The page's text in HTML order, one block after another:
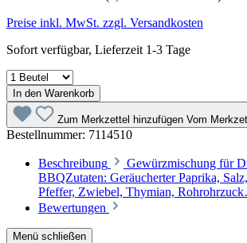
Preise inkl. MwSt. zzgl. Versandkosten
Sofort verfügbar, Lieferzeit 1-3 Tage
In den Warenkorb
Zum Merkzettel hinzufügen Vom
Bestellnummer: 7114510
Beschreibung
Gewürzmischung für
BBQZutaten: Geräucherter Paprika,
Pfeffer, Zwiebel, Thymian,
Bewertungen
Menü schließen